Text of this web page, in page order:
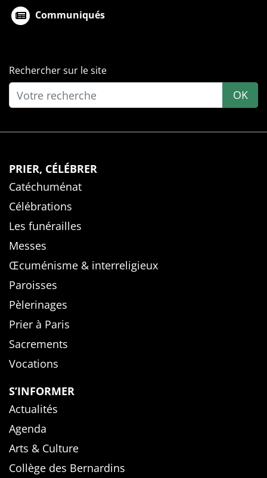
Communiqués
Rechercher sur le site
OK
PRIER, CÉLÉBRER
Catéchuménat
Célébrations
Les funérailles
Messes
Œcuménisme & interreligieux
Paroisses
Pèlerinages
Prier à Paris
Sacrements
Vocations
S’INFORMER
Actualités
Agenda
Arts & Culture
Collège des Bernardins